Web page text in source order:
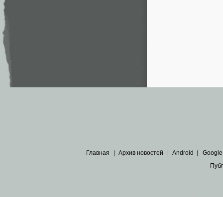
Главная Архив новостей Android Google